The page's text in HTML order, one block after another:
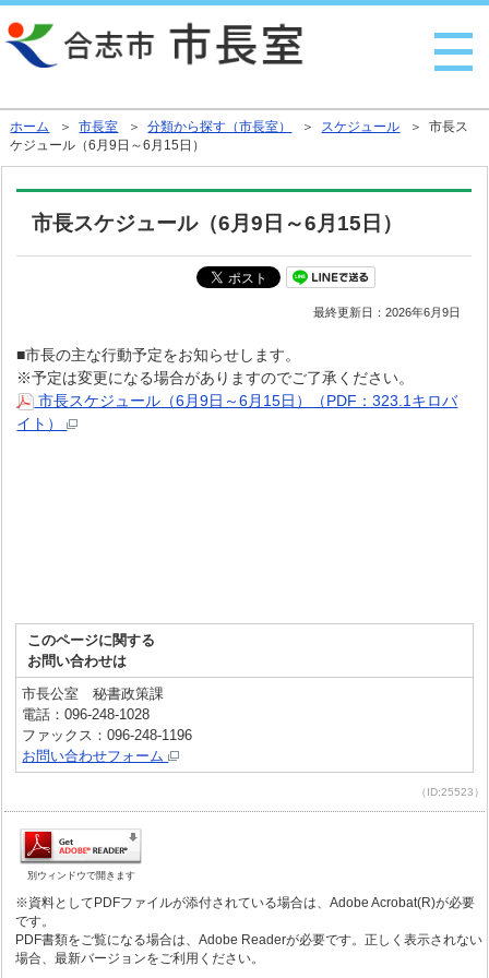
ホーム ＞市長室 ＞分類から探す（市長室） ＞ スケジュール ＞ 市長ス
ケジュール（6月9日～6月15日）
市長スケジュール（6月9日～6月15日）
最終更新日：2026年6月9日
■市長の主な行動予定をお知らせします。
※予定は変更になる場合がありますのでご了承ください。
市長スケジュール（6月9日～6月15日）（PDF：323.1キロバ
イト）
このページに関する
お問い合わせは
市長公室 秘書政策課
電話：096-248-1028
ファックス：096-248-1196
お問い合わせフォーム
（ID:25523）
別ウィンドウで開きます
※資料としてPDFファイルが添付されている場合は、Adobe Acrobat(R)が必要
です。
PDF書類をご覧になる場合は、Adobe Readerが必要です。正しく表示されない
場合、最新バージョンをご利用ください。